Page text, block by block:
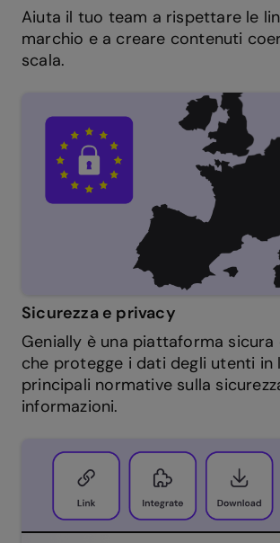
Aiuta il tuo team a rispettare le
marchio e a creare contenuti
scala.
Sicurezza e privacy
Genially è una piattaforma
che protegge i dati degli utenti in
principali normative sulla
informazioni.